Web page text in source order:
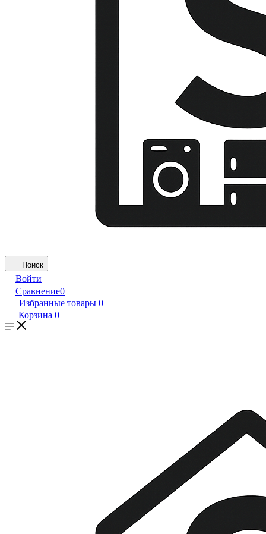
Поиск
Войти
Сравнение0
Избранные товары 0
Корзина 0